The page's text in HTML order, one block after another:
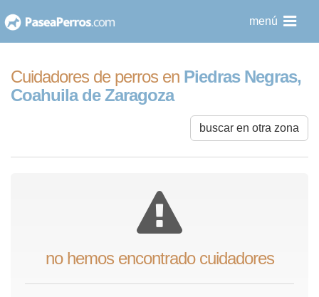
al
menú
Cuidadores de perros en Piedras Negras,
Coahuila de Zaragoza
buscar en otra zona
no hemos encontrado cuidadores